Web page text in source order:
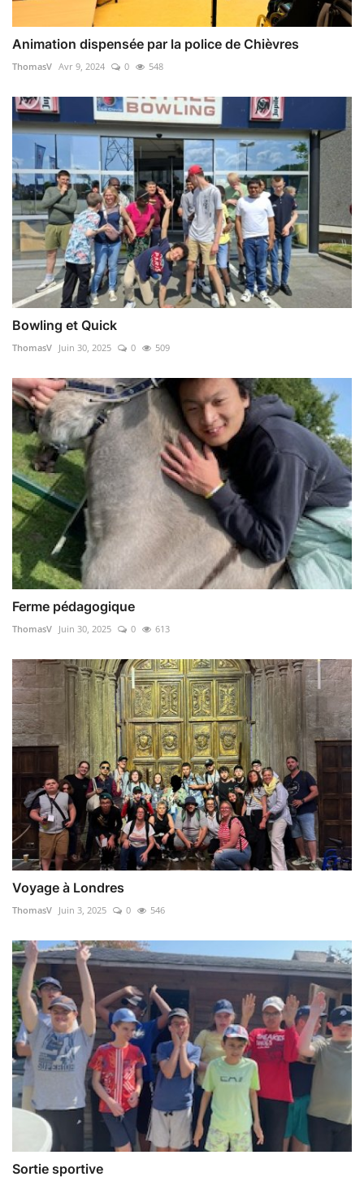
Animation dispensée par la police de Chièvres
ThomasV Avr 9, 2024 0 548
Bowling et Quick
ThomasV Juin 30, 2025 0 509
Ferme pédagogique
ThomasV Juin 30, 2025 0 613
Voyage à Londres
ThomasV Juin 3, 2025 0 546
Sortie sportive